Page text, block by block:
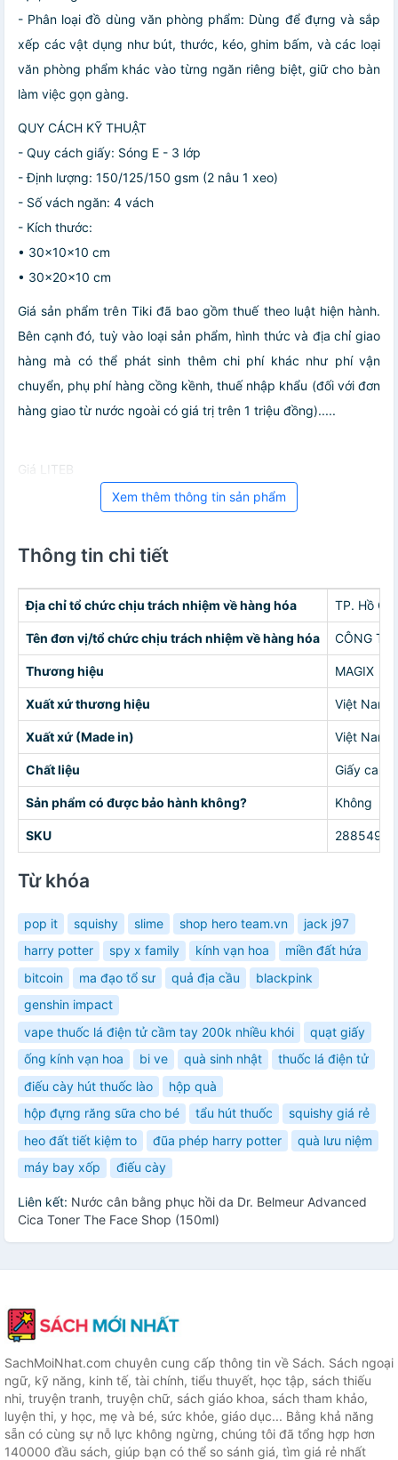
- Phân loại đồ dùng văn phòng phẩm: Dùng để đựng và sắp
xếp các vật dụng như bút, thước, kéo, ghim bấm, và các loại
văn phòng phẩm khác vào từng ngăn riêng biệt, giữ cho bàn
làm việc gọn gàng.
QUY CÁCH KỸ THUẬT
- Quy cách giấy: Sóng E - 3 lớp
- Định lượng: 150/125/150 gsm (2 nâu 1 xeo)
- Số vách ngăn: 4 vách
- Kích thước:
• 30x10x10 cm
• 30x20x10 cm
Giá sản phẩm trên Tiki đã bao gồm thuế theo luật hiện hành.
Bên cạnh đó, tuỳ vào loại sản phẩm, hình thức và địa chỉ giao
hàng mà có thể phát sinh thêm chi phí khác như phí vận
chuyển, phụ phí hàng cồng kềnh, thuế nhập khẩu (đối với đơn
hàng giao từ nước ngoài có giá trị trên 1 triệu đồng).....
Giá LITEB
Xem thêm thông tin sản phẩm
Thông tin chi tiết
Địa chỉ tổ chức chịu trách nhiệm về hàng hóa TP. Hồ
Tên đơn vị/tổ chức chịu trách nhiệm về hàng hóa CÔNG TY
Thương hiệu MAGIX
Xuất xứ thương hiệu Việt Nam
Xuất xứ (Made in) Việt Nam
Chất liệu Giấy
Sản phẩm có được bảo hành không? Không
SKU
Từ khóa
pop it squishy slime shop hero team.vn
jack j97
harry potter
spy x family kính vạn hoa
miền đất hứa
bitcoin
ma đạo tổ sư quả địa cầu
blackpink
genshin impact
vape thuốc lá điện tử cầm tay 200k nhiều khói
quạt giấy
ống kính vạn hoa
bi ve quà sinh nhật
thuốc lá điện tử
điếu cày hút thuốc lào
hộp quà
hộp đựng răng sữa cho bé
tẩu hút thuốc
squishy giá rẻ
heo đất tiết kiệm to
đũa phép harry potter
quà lưu niệm
máy bay xốp
điếu cày
Liên kết: Nước cân bằng phục hồi da Dr. Belmeur Advanced
Cica Toner The Face Shop (150ml)
SachMoiNhat.com chuyên cung cấp thông tin về Sách. Sách ngoại
ngữ, kỹ năng, kinh tế, tài chính, tiểu thuyết, học tập, sách thiếu
nhi, truyện tranh, truyện chữ, sách giáo khoa, sách tham khảo,
luyện thi, y học, mẹ và bé, sức khỏe, giáo dục... Bằng khả năng
sẵn có cùng sự nỗ lực không ngừng, chúng tôi đã tổng hợp hơn
140000 đầu sách, giúp bạn có thể so sánh giá, tìm giá rẻ nhất